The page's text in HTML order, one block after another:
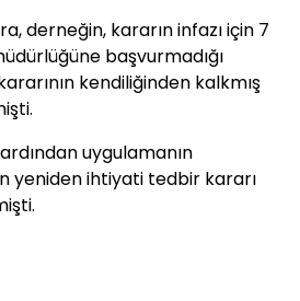
derneğin, kararın infazı için 7
başvurmadığı
kendiliğinden kalkmış
uygulamanın
yeniden ihtiyati tedbir kararı